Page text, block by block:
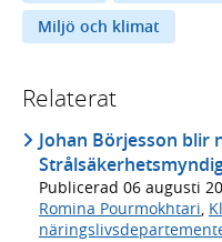
Miljö och klimat
Relaterat
Johan Börjesson
Publicerad 06 augusti
Romina Pourmokhtari,